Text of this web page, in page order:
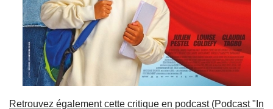
Retrouvez également cette critique en podcast (Podcast "In